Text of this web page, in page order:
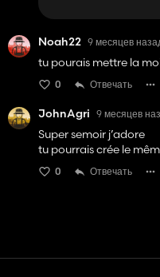
Noah22 9 месяцев
tu pourais mettre la
0 Отвечать
JohnAgri 9 месяцев
Super semoir j’adore
tu pourrais crée le
0 Отвечать